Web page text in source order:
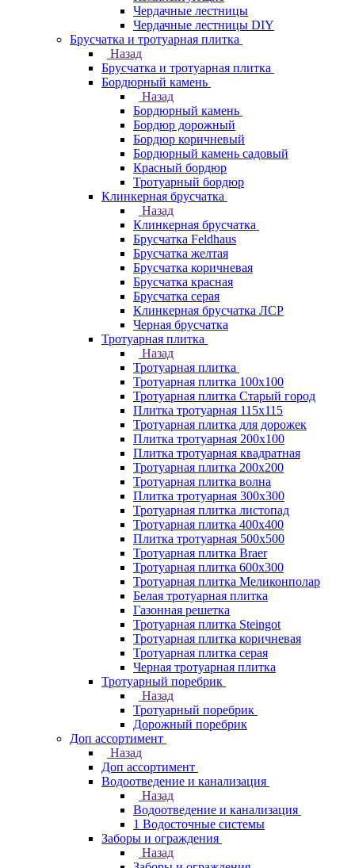
Чердачные лестницы
Чердачные лестницы DIY
Брусчатка и тротуарная плитка
Назад
Брусчатка и тротуарная плитка
Бордюрный камень
Назад
Бордюрный камень
Бордюр дорожный
Бордюр коричневый
Бордюрный камень садовый
Красный бордюр
Тротуарный бордюр
Клинкерная брусчатка
Назад
Клинкерная брусчатка
Брусчатка Feldhaus
Брусчатка желтая
Брусчатка коричневая
Брусчатка красная
Брусчатка серая
Клинкерная брусчатка ЛСР
Черная брусчатка
Тротуарная плитка
Назад
Тротуарная плитка
Тротуарная плитка 100x100
Тротуарная плитка Старый город
Плитка тротуарная 115x115
Тротуарная плитка для дорожек
Плитка тротуарная 200х100
Плитка тротуарная квадратная
Тротуарная плитка 200х200
Тротуарная плитка волна
Плитка тротуарная 300х300
Тротуарная плитка листопад
Тротуарная плитка 400х400
Плитка тротуарная 500x500
Тротуарная плитка Braer
Тротуарная плитка 600х300
Тротуарная плитка Меликонполар
Белая тротуарная плитка
Газонная решетка
Тротуарная плитка Steingot
Тротуарная плитка коричневая
Тротуарная плитка серая
Черная тротуарная плитка
Тротуарный поребрик
Назад
Тротуарный поребрик
Дорожный поребрик
Доп ассортимент
Назад
Доп ассортимент
Водоотведение и канализация
Назад
Водоотведение и канализация
1 Водосточные системы
Заборы и ограждения
Назад